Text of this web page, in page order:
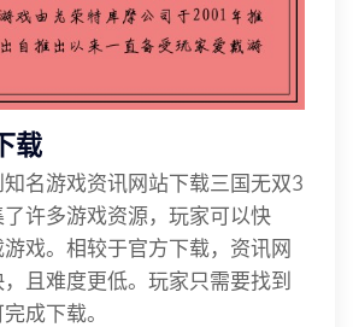
载
名游戏资讯网站下载三国无双3
许多游戏资源，玩家可以快
戏。相较于官方下载，资讯网
且难度更低。玩家只需要找到
成下载。